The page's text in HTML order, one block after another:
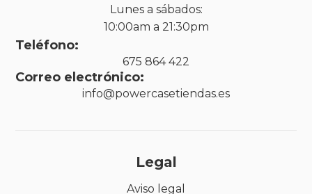
Lunes a sábados:
10:00am a 21:30pm
Teléfono:
675 864 422
Correo electrónico:
info@powercasetiendas.es
Legal
Aviso legal